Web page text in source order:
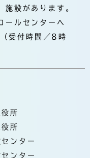
設があります。
ールセンターへ
付時間／8時
所
所
ンター
ンター